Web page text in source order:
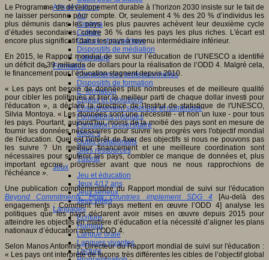
Arts et Culture
Art
Cinéma
Culture
Culture et numérique
Dispositifs de médiation
Littérature
Formation
Compétences professionnelles
Dispositifs de formation
E- formation
Enjeux et évolutions
Enseignement supérieur et numérique
Formations hybrides
Formation universitaire
Mooc’s
Outils collaboratifs
Sites ressources
Tutorat
Jeux
Jeu et éducation
Jeux 4/12 ans
Jeux sérieux
Jeux vidéo
Langages
Ecriture
Humour
Langue orale
Langues vivantes
Lecture
Le Programme de développement durable à l’horizon 2030 insiste sur le fait de
ne laisser personne pour compte. Or, seulement 4 % des 20 % d’individus les
plus démunis dans les pays les plus pauvres achèvent leur deuxième cycle
d’études secondaires, contre 36 % dans les pays les plus riches. L'écart est
encore plus significatif dans les pays à revenu intermédiaire inférieur.
En 2015, le Rapport mondial de suivi sur l’éducation de l’UNESCO a identifié
un déficit de 39 milliards de dollars pour la réalisation de l’ODD 4. Malgré cela,
le financement pour l’éducation stagnent depuis 2010.
« Les pays ont besoin de données plus nombreuses et de meilleure qualité
pour cibler les politiques et tirer le meilleur parti de chaque dollar investi pour
l'éducation », a déclaré la directrice de l'Institut de statistique de l'UNESCO,
Silvia Montoya. « Les données sont une nécessité - et non un luxe - pour tous
les pays. Pourtant, aujourd'hui, moins de la moitié des pays sont en mesure de
fournir les données nécessaires pour suivre les progrès vers l'objectif mondial
de l'éducation. Quel est l'intérêt de fixer des objectifs si nous ne pouvons pas
les suivre ? Un meilleur financement et une meilleure coordination sont
nécessaires pour soutenir les pays, combler ce manque de données et, plus
important encore, progresser avant que nous ne nous rapprochions de
l'échéance ».
Une publication complémentaire du Rapport mondial de suivi sur l'éducation
Beyond Commitments: How countries implement SDG 4
[Au-delà des
engagements : Comment les pays mettent en œuvre l’ODD 4] analyse les
politiques que les pays déclarent avoir mises en œuvre depuis 2015 pour
atteindre les objectifs en matière d’éducation et la nécessité d’aligner les plans
nationaux d’éducation avec l’ODD 4.
Selon Manos Antoninis, Directeur du Rapport mondial de suivi sur l'éducation :
« Les pays ont interprété de façons très différentes les cibles de l’objectif global